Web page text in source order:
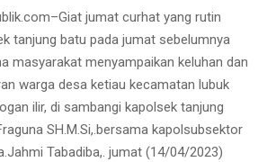
jumat curhat yang rutin
tanjung batu pada jumat sebelumnya
masyarakat menyampaikan keluhan dan
warga desa ketiau kecamatan lubuk
ilir, di sambangi kapolsek tanjung
SH.M.Si,.bersama kapolsubsektor
Tabadiba,. jumat (14/04/2023)